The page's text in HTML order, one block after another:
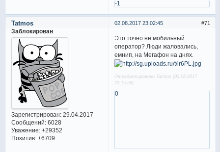
-1
71
02.08.2017 23:02:45
Tatmos
Заблокирован
Зарегистрирован: 29.04.2017
Сообщений:6028
Уважение: +29352
Позитив: +6709
Это точно не мобильный
оператор? Люди жаловались,
емнип, на Мегафон на днях.
Отредактировано Tatmos (02.08.2017
23:15:58)
0